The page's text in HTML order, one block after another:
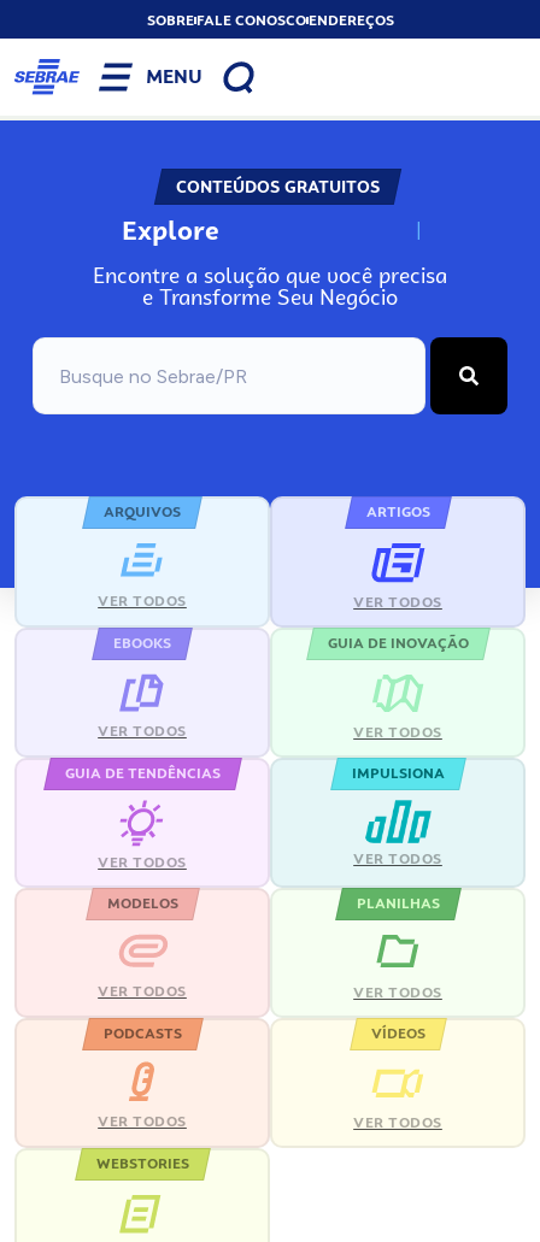
SOBREFALE CONOSCOENDEREÇOS
MENU
CONTEÚDOS GRATUITOS
Explore N
Encontre a solução que você precisa
e Transforme Seu Negócio
ARQUIVOS
VER TODOS
ARTIGOS
VER TODOS
EBOOKS
VER TODOS
GUIA DE INOVAÇÃO
VER TODOS
GUIA DE TENDÊNCIAS
VER TODOS
IMPULSIONA
VER TODOS
MODELOS
VER TODOS
PLANILHAS
VER TODOS
PODCASTS
VER TODOS
VÍDEOS
VER TODOS
WEBSTORIES